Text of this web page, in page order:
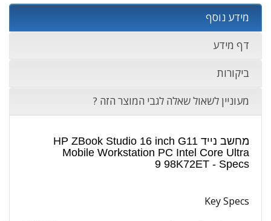
מידע נוסף
דף מידע
ביקורות
מעוניין לשאול שאלה לגבי המוצר הזה ?
מחשב נייד HP ZBook Studio 16 inch G11
Mobile Workstation PC Intel Core Ultra
9 98K72ET - Specs
Key Specs